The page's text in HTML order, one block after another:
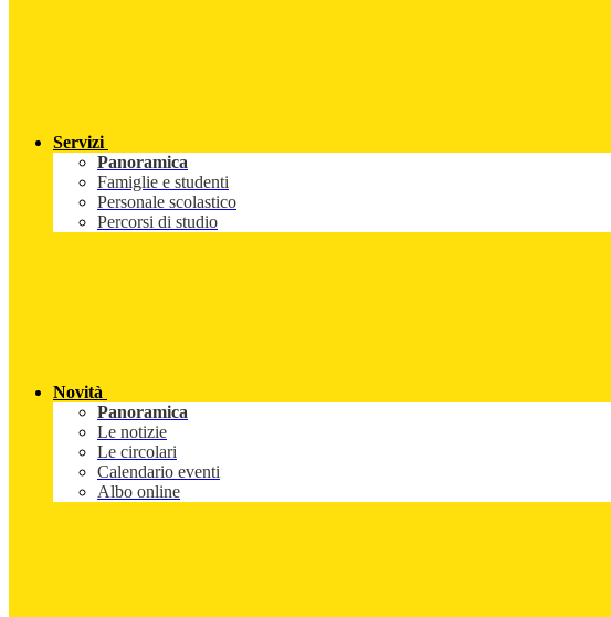
Servizi
Panoramica
Famiglie e studenti
Personale scolastico
Percorsi di studio
Novità
Panoramica
Le notizie
Le circolari
Calendario eventi
Albo online